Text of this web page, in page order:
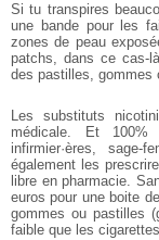
Si tu transpires
une bande pour les
zones de peau
patchs, dans ce cas-
des pastilles, gommes
Les substituts
médicale. Et
infirmier·ères, sage-
également les
libre en pharmacie.
euros pour une boite
gommes ou pastilles
faible que les